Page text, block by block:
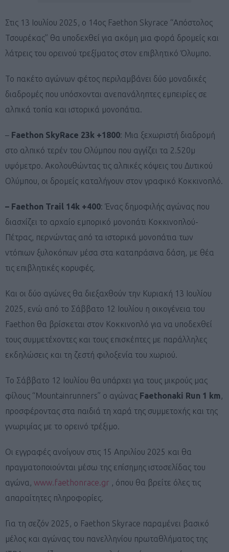
Στις 13 Ιουλίου 2025, ο 14ος Faethon Skyrace “Απόστολος
Τσουρέκας” θα υποδεχθεί για ακόμη μια φορά δρομείς και
λάτρεις του ορεινού τρεξίματος στον επιβλητικό Όλυμπο.
Το πακέτο αγώνων φέτος περιλαμβάνει δύο μοναδικές
διαδρομές που υπόσχονται ανεπανάληπτες εμπειρίες σε
αλπικά τοπία και ιστορικά μονοπάτια.
– Faethon SkyRace 23k +1800: Μια ξεχωριστή διαδρομή
στο αλπικό τερέν του Ολύμπου που αγγίζει τα 2.520μ
υψόμετρο. Ακολουθώντας τις αλπικές κόψεις του Δυτικού
Ολύμπου, οι δρομείς καταλήγουν στον γραφικό Κοκκινοπλό.
– Faethon Trail 14k +400: Ένας δημοφιλής αγώνας που
διασχίζει το αρχαίο εμπορικό μονοπάτι Κοκκινοπλού-
Πέτρας, περνώντας από τα ιστορικά μονοπάτια των
ντόπιων ξυλοκόπων μέσα στα καταπράσινα δάση, με θέα
τις επιβλητικές κορυφές.
Και οι δύο αγώνες θα διεξαχθούν την Κυριακή 13 Ιουλίου
2025, ενώ από το Σάββατο 12 Ιουλίου η οικογένεια του
Faethon θα βρίσκεται στον Κοκκινοπλό για να υποδεχθεί
τους συμμετέχοντες και τους επισκέπτες με παράλληλες
εκδηλώσεις και τη ζεστή φιλοξενία του χωριού.
Το Σάββατο 12 Ιουλίου θα υπάρχει για τους μικρούς μας
φίλους “Mountainrunners” ο αγώνας Faethonaki Run 1 km,
προσφέροντας στα παιδιά τη χαρά της συμμετοχής και της
γνωριμίας με το ορεινό τρέξιμο.
Οι εγγραφές ανοίγουν στις 15 Απριλίου 2025 και θα
πραγματοποιούνται μέσω της επίσημης ιστοσελίδας του
αγώνα, www.faethonrace.gr , όπου θα βρείτε όλες τις
απαραίτητες πληροφορίες.
Για τη σεζόν 2025, ο Faethon Skyrace παραμένει βασικό
μέλος και αγώνας του πανελληνίου πρωταθλήματος της